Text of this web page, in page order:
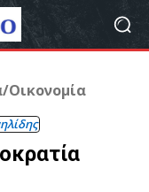
Οικονομία